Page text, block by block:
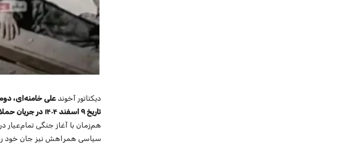
دیکتاتور آخوند
تاریخ ۹ اسفند ۱۴۰۴ در جریان حملات هوایی مشترک آمریکا و اسرائیل به دفترش در تهران کشته شد.
هم‌زمان با آغاز جنگی تمام‌عیار
سیاسی همراهش نیز جان خود